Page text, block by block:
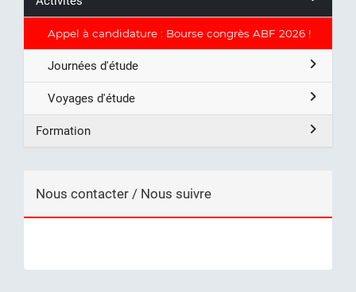
Appel à candidature : Bourse congrès ABF 2026 !
Journées d'étude
Voyages d'étude
Formation
Nous contacter / Nous suivre